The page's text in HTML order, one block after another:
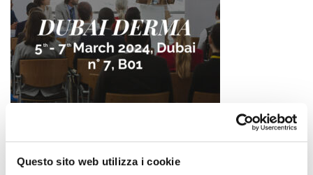
Questo sito web utilizza i cookie
Novavision Group è entusiasta di annunciare la propria